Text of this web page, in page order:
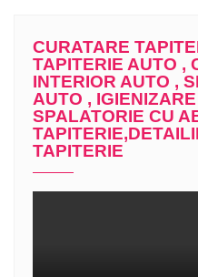
CURATARE
TAPITERIE AUTO ,
INTERIOR AUTO ,
AUTO ,
SPALATORIE CU
TAPITERIE